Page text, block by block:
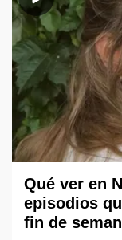
Qué ver en
episodios
fin de